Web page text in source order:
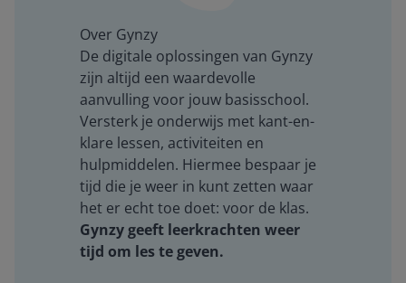
Over Gynzy
De digitale oplossingen van Gynzy
zijn altijd een waardevolle
aanvulling voor jouw basisschool.
Versterk je onderwijs met kant-en-
klare lessen, activiteiten en
hulpmiddelen. Hiermee bespaar je
tijd die je weer in kunt zetten waar
het er echt toe doet: voor de klas.
Gynzy geeft leerkrachten weer
tijd om les te geven.